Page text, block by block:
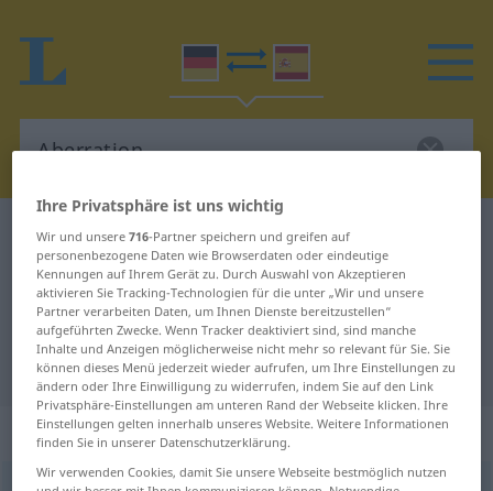
Deutsch-Spanisch Wörterbuch Aberration
Deutsch-Spanisch Übersetzung für
"Aberration"
"Aberration" Spanisch Übersetzung
„Aberration“: Femininum
Ihre Privatsphäre ist uns wichtig
Wir und unsere716-Partner speichern und greifen auf
personenbezogene Daten wie Browserdaten oder eindeutige
Kennungen auf Ihrem Gerät zu. Durch Auswahl von Akzeptieren
aktivieren Sie Tracking-Technologien für die unter „Wir und unsere
Partner verarbeiten Daten, um Ihnen Dienste bereitzustellen“
aufgeführten Zwecke. Wenn Tracker deaktiviert sind, sind manche
Inhalte und Anzeigen möglicherweise nicht mehr so relevant für Sie. Sie
können dieses Menü jederzeit wieder aufrufen, um Ihre Einstellungen zu
ändern oder Ihre Einwilligung zu widerrufen, indem Sie auf den Link
Privatsphäre-Einstellungen am unteren Rand der Webseite klicken. Ihre
Einstellungen gelten innerhalb unseres Website. Weitere Informationen
finden Sie in unserer Datenschutzerklärung.
Wir verwenden Cookies, damit Sie unsere Webseite bestmöglich nutzen